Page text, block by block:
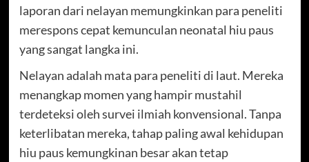
laporan dari nelayan memungkinkan para peneliti
merespons cepat kemunculan neonatal hiu paus
yang sangat langka ini.
Nelayan adalah mata para peneliti di laut. Mereka
menangkap momen yang hampir mustahil
terdeteksi oleh survei ilmiah konvensional. Tanpa
keterlibatan mereka, tahap paling awal kehidupan
hiu paus kemungkinan besar akan tetap